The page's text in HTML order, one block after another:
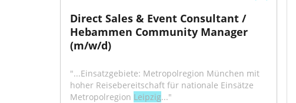
Direct Sales & Event Consultant /
Hebammen Community Manager
(m/w/d)
"...Einsatzgebiete: Metropolregion München mit
hoher Reisebereitschaft für nationale Einsätze
Metropolregion Leipzig..."